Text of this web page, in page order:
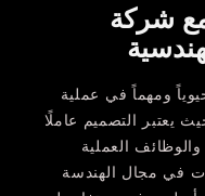
شركة
ومهماً في عملية
يعتبر التصميم عاملًا
العملية
في مجال الهندسة